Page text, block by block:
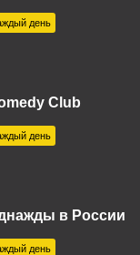
FM
день
Club
день
в России
день